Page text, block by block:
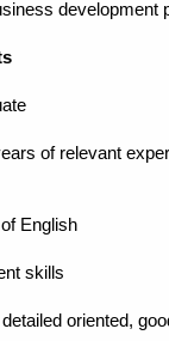
development
of relevant
English
skills
oriented,